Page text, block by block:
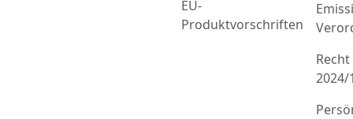
EU-
Produktvorschriften
2024/